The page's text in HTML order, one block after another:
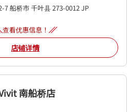
7船桥市千叶县273-0012JP
查看优惠信息！
店铺详情
南船桥店